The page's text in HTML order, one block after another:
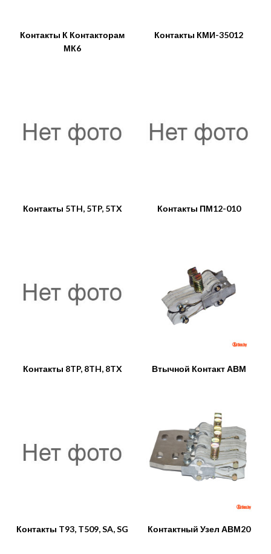
Контакты К Контакторам
МК6
Контакты КМИ-35012
Контакты 5TH, 5TP, 5TX Контакты ПМ12-010
Контакты 8TP, 8TH, 8TX Втычной Контакт АВМ
Контакты T93, T509, SA, SG Контактный Узел АВМ20